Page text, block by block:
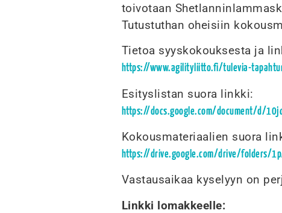
toivotaan
Tutustuthan oheisiin
Tietoa syyskokouksesta ja
https://www.agilityliitto.fi/tulevia-
Esityslistan suora linkki:
https://docs.google.com/document/d/
Kokousmateriaalien suora
https://drive.google.com/drive/folders/
Vastausaikaa kyselyyn on
Linkki lomakkeelle: